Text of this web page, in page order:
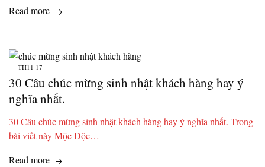
Read more
TH11 17
30 Câu chúc mừng sinh nhật khách hàng hay ý
nghĩa nhất.
30 Câu chúc mừng sinh nhật khách hàng hay ý nghĩa nhất. Trong
bài viết này Mộc Độc…
Read more